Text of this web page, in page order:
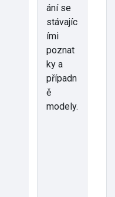
ání se
stávajíc
ími
poznat
ky a
případn
ě
modely.